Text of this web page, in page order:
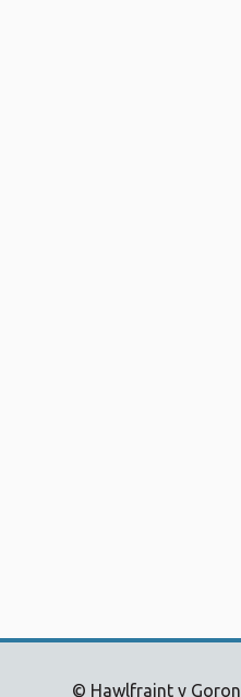
© Hawlfraint y Goron